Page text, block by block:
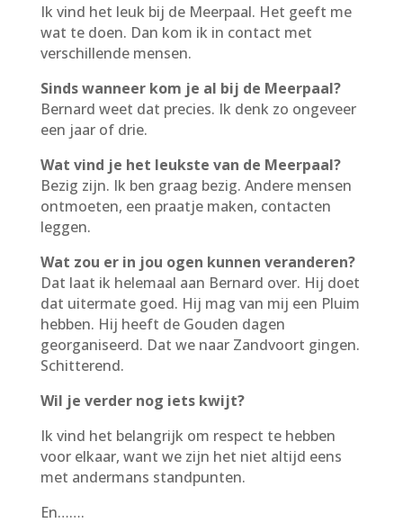
Ik vind het leuk bij de Meerpaal. Het geeft me
wat te doen. Dan kom ik in contact met
verschillende mensen.
Sinds wanneer kom je al bij de Meerpaal?
Bernard weet dat precies. Ik denk zo ongeveer
een jaar of drie.
Wat vind je het leukste van de Meerpaal?
Bezig zijn. Ik ben graag bezig. Andere mensen
ontmoeten, een praatje maken, contacten
leggen.
Wat zou er in jou ogen kunnen veranderen?
Dat laat ik helemaal aan Bernard over. Hij doet
dat uitermate goed. Hij mag van mij een Pluim
hebben. Hij heeft de Gouden dagen
georganiseerd. Dat we naar Zandvoort gingen.
Schitterend.
Wil je verder nog iets kwijt?
Ik vind het belangrijk om respect te hebben
voor elkaar, want we zijn het niet altijd eens
met andermans standpunten.
En…….